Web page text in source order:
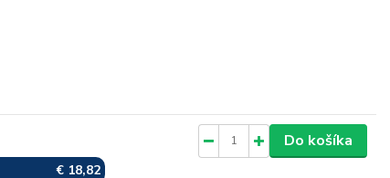
€ 18,82
Do košíka